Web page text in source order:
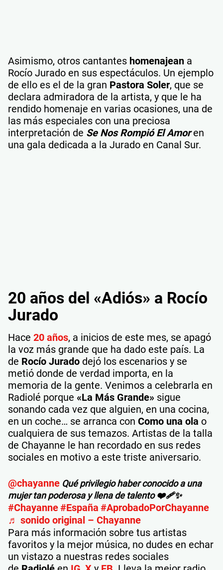
Asimismo, otros cantantes homenajean a
Rocío Jurado en sus espectáculos. Un ejemplo
de ello es el de la gran Pastora Soler, que se
declara admiradora de la artista, y que le ha
rendido homenaje en varias ocasiones, una de
las más especiales con una preciosa
interpretación de Se Nos Rompió El Amoren
una gala dedicada a la Jurado en Canal Sur.
20 años del «Adiós» a Rocío
Jurado
Hace 20 años, a inicios de este mes, se apagó
la voz más grande que ha dado este país. La
de Rocío Jurado dejó los escenarios y se
metió donde de verdad importa, en la
memoria de la gente. Venimos a celebrarla en
Radiolé porque «La Más Grande» sigue
sonando cada vez que alguien, en una cocina,
en un coche… se arranca con Como una ola o
cualquiera de sus temazos. Artistas de la talla
de Chayanne le han recordado en sus redes
sociales en motivo a este triste aniversario.
@chayanne Qué privilegio haber conocido a una
mujer tan poderosa y llena de talento ❤️‍🩹✨
#Chayanne#España #AprobadoPorChayanne
♬ sonido original – Chayanne
Para más información sobre tus artistas
favoritos y la mejor música, no dudes en echar
un vistazo a nuestras redes sociales